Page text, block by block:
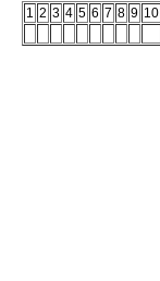
1 2 3 4 5 6 7 8 9 10